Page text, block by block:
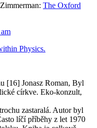
The Oxford
Physics.
[16] Jonasz Roman, Byl
církve. Eko-konzult,
zastaralá. Autor byl
líčí příběhy z let 1970